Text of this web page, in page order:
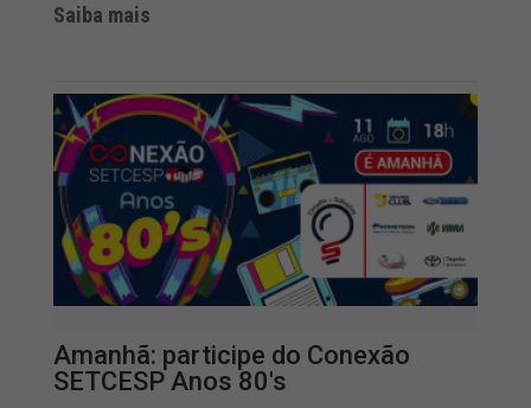
Saiba mais
Amanhã: participe do Conexão
SETCESP Anos 80's